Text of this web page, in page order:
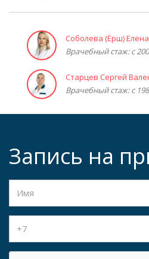
Соболева (Ёрш)
Врачебный стаж: с
Старцев Сергей
Врачебный стаж: с
Запись на